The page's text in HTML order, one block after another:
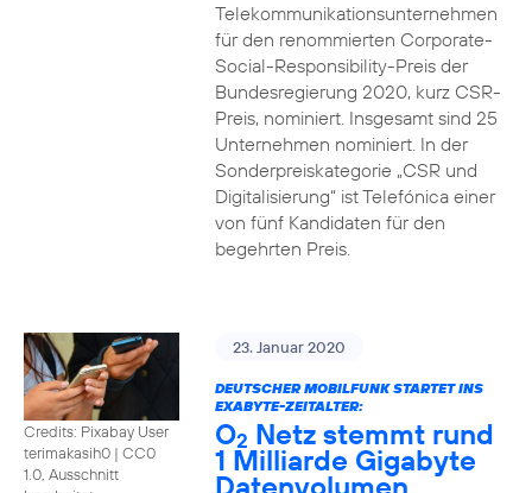
Telekommunikationsunternehmen
für den renommierten Corporate-
Social-Responsibility-Preis der
Bundesregierung 2020, kurz CSR-
Preis, nominiert. Insgesamt sind 25
Unternehmen nominiert. In der
Sonderpreiskategorie „CSR und
Digitalisierung“ ist Telefónica einer
von fünf Kandidaten für den
begehrten Preis.
Credits: Pixabay User
terimakasih0 | CC0
1.0, Ausschnitt
23. Januar 2020
DEUTSCHER MOBILFUNK STARTET INS
EXABYTE-ZEITALTER:
O2 Netz stemmt rund
1 Milliarde Gigabyte
Datenvolumen